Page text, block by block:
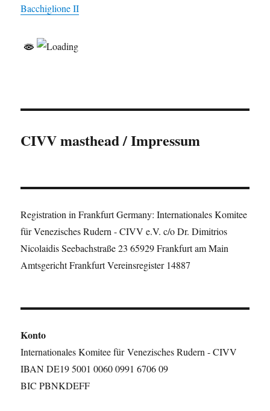
Bacchiglione II
CIVV masthead / Impressum
Registration in Frankfurt Germany: Internationales Komitee
für Venezisches Rudern - CIVV e.V. c/o Dr. Dimitrios
Nicolaidis Seebachstraße 23 65929 Frankfurt am Main
Amtsgericht Frankfurt Vereinsregister 14887
Konto
Internationales Komitee für Venezisches Rudern - CIVV
IBAN DE19 5001 0060 0991 6706 09
BIC PBNKDEFF